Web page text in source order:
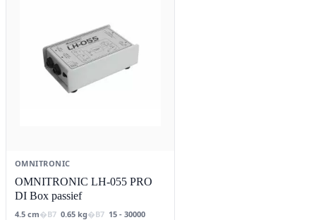
OMNITRONIC
OMNITRONIC LH-055 PRO
DI Box passief
4.5 cm 0.65 kg 15 - 30000